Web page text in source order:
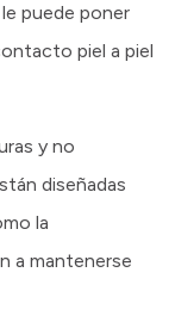
puede poner
piel a piel
y no
diseñadas
la
a mantenerse